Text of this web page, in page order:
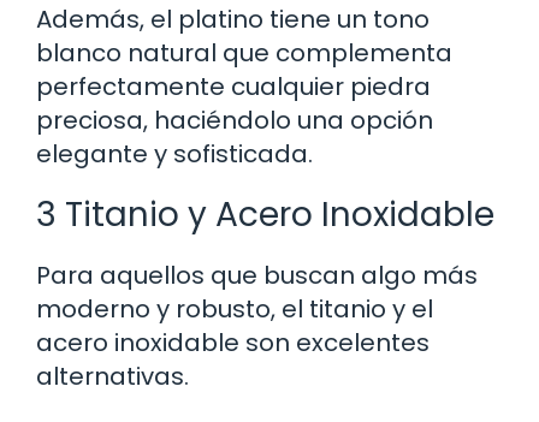
Además, el platino tiene un tono
blanco natural que complementa
perfectamente cualquier piedra
preciosa, haciéndolo una opción
elegante y sofisticada.
3 Titanio y Acero Inoxidable
Para aquellos que buscan algo más
moderno y robusto, el titanio y el
acero inoxidable son excelentes
alternativas.